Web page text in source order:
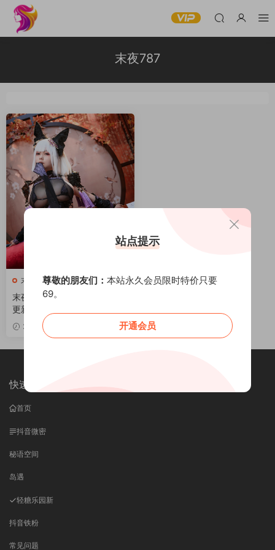
末夜787
末夜787
末夜787 写真合集[33套][持续
更新]
2026-05-10 VIP
快速导航
首页
抖音微密
秘语空间
岛遇
轻糖乐园新
抖音铁粉
常见问题
站点提示
尊敬的朋友们： 本站永久会员限时特价只要
69。
开通会员